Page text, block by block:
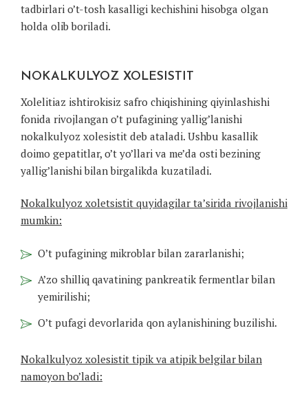
tadbirlari o’t-tosh kasalligi kechishini hisobga olgan
holda olib boriladi.
NOKALKULYOZ XOLESISTIT
Xolelitiaz ishtirokisiz safro chiqishining qiyinlashishi
fonida rivojlangan o’t pufagining yallig’lanishi
nokalkulyoz xolesistit deb ataladi. Ushbu kasallik
doimo gepatitlar, o’t yo’llari va me’da osti bezining
yallig’lanishi bilan birgalikda kuzatiladi.
Nokalkulyoz xoletsistit quyidagilar ta’sirida rivojlanishi
mumkin:
O’t pufagining mikroblar bilan zararlanishi;
A’zo shilliq qavatining pankreatik fermentlar bilan
yemirilishi;
O’t pufagi devorlarida qon aylanishining buzilishi.
Nokalkulyoz xolesistit tipik va atipik belgilar bilan
namoyon bo’ladi: